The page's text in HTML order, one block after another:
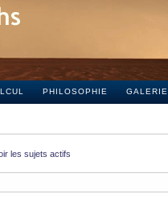
PHILOSOPHIE GALERIE
les sujets actifs